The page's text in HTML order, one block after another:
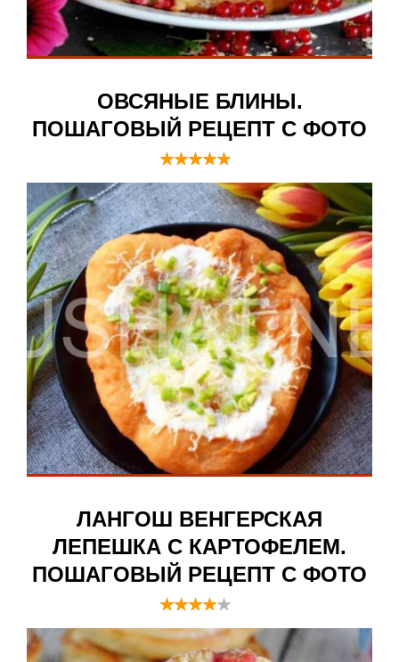
ОВСЯНЫЕ БЛИНЫ.
ПОШАГОВЫЙ РЕЦЕПТ С ФОТО
ЛАНГОШ ВЕНГЕРСКАЯ
ЛЕПЕШКА С КАРТОФЕЛЕМ.
ПОШАГОВЫЙ РЕЦЕПТ С ФОТО